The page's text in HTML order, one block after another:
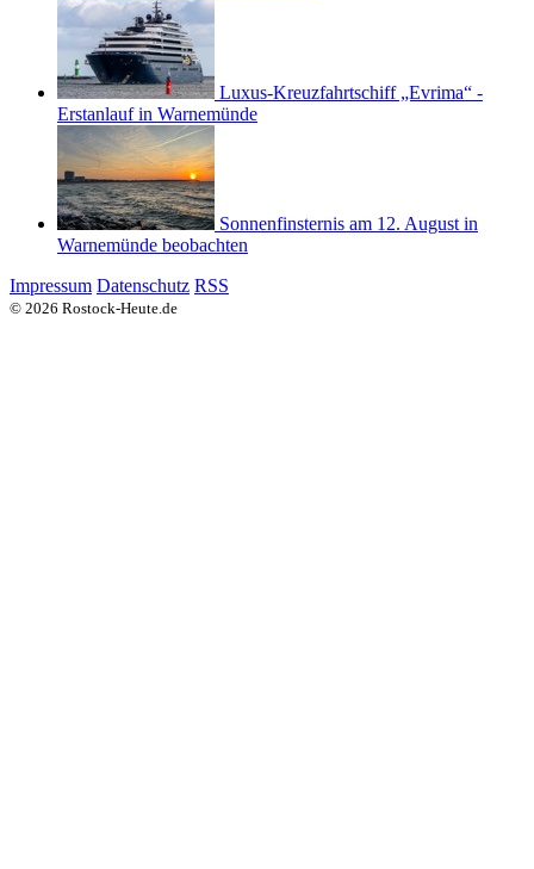
Luxus-Kreuzfahrtschiff „Evrima“ -
Erstanlauf in Warnemünde
Sonnenfinsternis am 12. August in
Warnemünde beobachten
Impressum Datenschutz RSS
© 2026 Rostock-Heute.de